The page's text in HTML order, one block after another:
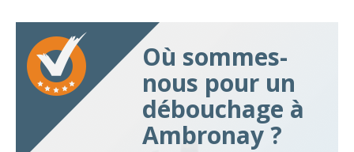
Où sommes-
nous pour un
débouchage à
Ambronay ?